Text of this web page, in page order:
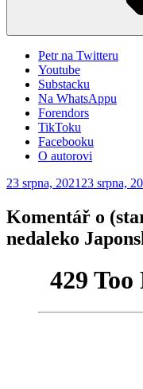
Petr na Twitteru
Youtube
Substacku
Na WhatsAppu
Forendors
TikToku
Facebooku
O autorovi
Publikováno
23 srpna, 2021 23 srpna,
Komentář o
nedaleko